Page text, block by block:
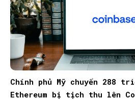
Chính phủ Mỹ chuyển 288
Ethereum bị tịch thu lên